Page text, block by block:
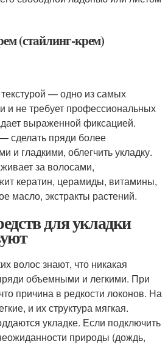
(стайлинг-крем)
— одно из самых
и не требует профессиональных
выраженной фиксацией.
сделать пряди более
и гладкими, облегчить укладку.
за волосами,
кератин, церамиды, витамины,
масло, экстракты растений.
для укладки
волос знают, что никакая
объемными и легкими. При
причина в редкости локонов. На
и их структура мягкая.
укладке. Если подключить
природы (дождь,